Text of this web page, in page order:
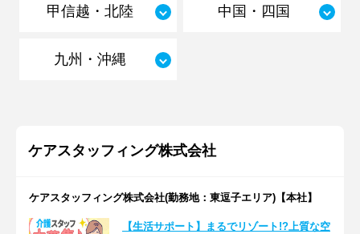
甲信越・北陸 中国・四国
九州・沖縄
ケアスタッフィング株式会社
ケアスタッフィング株式会社(勤務地：東逗子エリア)【本社】
【生活サポート】まるでリゾート!?上質な空